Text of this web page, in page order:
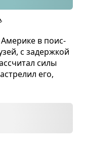
Аме­рике в поис­
с задерж­кой
силы
его,